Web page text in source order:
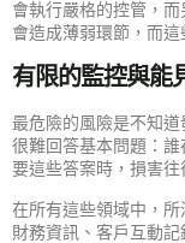
會執行嚴格的控管，
會造成薄弱環節，而
有限的監控與能
最危險的風險是不知
很難回答基本問題：
要這些答案時，損害往
在所有這些領域中，所
財務資訊、客戶互動